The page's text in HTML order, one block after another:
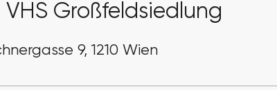
VHS Großfeldsiedlung
9, 1210 Wien